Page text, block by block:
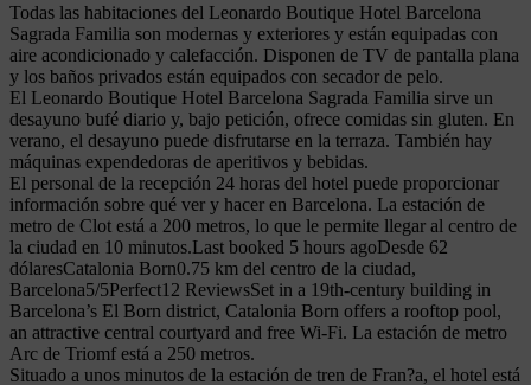
Todas las habitaciones del Leonardo Boutique Hotel Barcelona
Sagrada Familia son modernas y exteriores y están equipadas con
aire acondicionado y calefacción. Disponen de TV de pantalla plana
y los baños privados están equipados con secador de pelo.
El Leonardo Boutique Hotel Barcelona Sagrada Familia sirve un
desayuno bufé diario y, bajo petición, ofrece comidas sin gluten. En
verano, el desayuno puede disfrutarse en la terraza. También hay
máquinas expendedoras de aperitivos y bebidas.
El personal de la recepción 24 horas del hotel puede proporcionar
información sobre qué ver y hacer en Barcelona. La estación de
metro de Clot está a 200 metros, lo que le permite llegar al centro de
la ciudad en 10 minutos.Last booked 5 hours agoDesde 62
dólaresCatalonia Born0.75 km del centro de la ciudad,
Barcelona5/5Perfect12 ReviewsSet in a 19th-century building in
Barcelona’s El Born district, Catalonia Born offers a rooftop pool,
an attractive central courtyard and free Wi-Fi. La estación de metro
Arc de Triomf está a 250 metros.
Situado a unos minutos de la estación de tren de Fran?a, el hotel está